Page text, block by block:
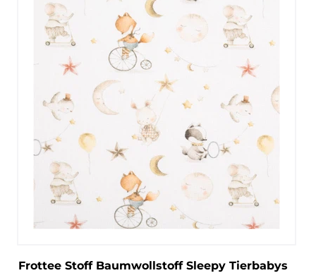
Frottee Stoff Baumwollstoff Sleepy Tierbabys